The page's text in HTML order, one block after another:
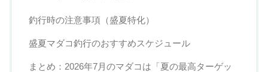
釣行時の注意事項（盛夏特化）
盛夏マダコ釣行のおすすめスケジュール
まとめ：2026年7月のマダコは「夏の最高ターゲッ